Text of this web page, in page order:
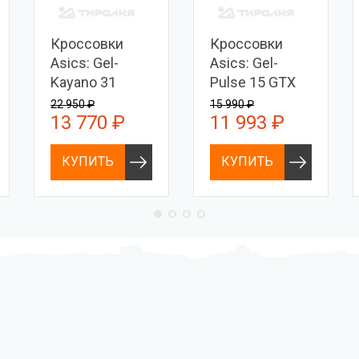
Кроссовки
Asics: Gel-
Kayano 31
22 950 ₽
13 770 ₽
КУПИТЬ
Кроссовки
Asics: Gel-
Pulse 15 GTX
15 990 ₽
11 993 ₽
КУПИТЬ